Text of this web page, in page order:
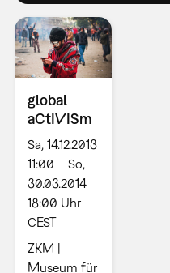
global
aCtIVISm
Sa, 14.12.2013
11:00 – So,
30.03.2014
18:00 Uhr
CEST
ZKM |
Museum für